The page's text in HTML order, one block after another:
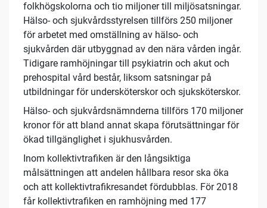
folkhögskolorna och tio miljoner till miljösatsningar.
Hälso- och sjukvårdsstyrelsen tillförs 250 miljoner
för arbetet med omställning av hälso- och
sjukvården där utbyggnad av den nära vården ingår.
Tidigare ramhöjningar till psykiatrin och akut och
prehospital vård består, liksom satsningar på
utbildningar för undersköterskor och sjuksköterskor.
Hälso- och sjukvårdsnämnderna tillförs 170 miljoner
kronor för att bland annat skapa förutsättningar för
ökad tillgänglighet i sjukhusvården.
Inom kollektivtrafiken är den långsiktiga
målsättningen att andelen hållbara resor ska öka
och att kollektivtrafikresandet fördubblas. För 2018
får kollektivtrafiken en ramhöjning med 177